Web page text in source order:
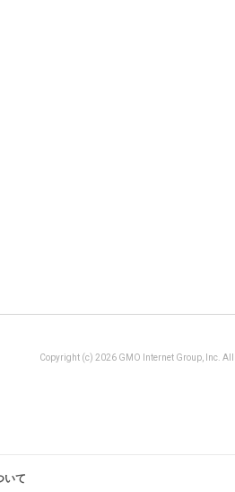
Copyright (c) 2026 GMO Internet Group, Inc. All
いて